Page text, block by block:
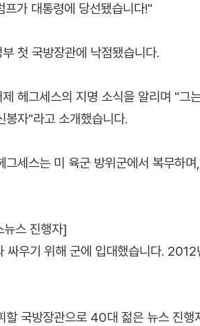
가 대통령에 당선됐습니다!"
첫 국방장관에 낙점됐습니다.
헤그세스의 지명 소식을 알리며 "그
봉자"라고 소개했습니다.
그세스는 미 육군 방위군에서 복무하
스 진행자]
싸우기 위해 군에 입대했습니다.
할 국방장관으로 40대 젊은 뉴스 진